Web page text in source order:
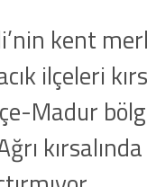
kent
ilçeleri
Madur